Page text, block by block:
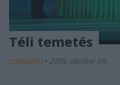
Téli temetés
szinhazhu • 2009. október 09.